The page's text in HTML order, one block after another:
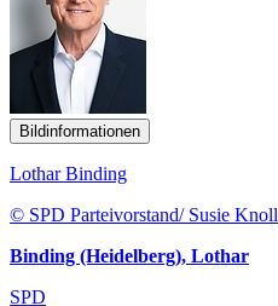
Bildinformationen
Lothar Binding
© SPD Parteivorstand/ Susie Knoll
Binding (Heidelberg), Lothar
SPD